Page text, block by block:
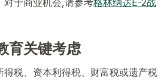
育关键考虑
得税、资本利得税、财富税或遗产税